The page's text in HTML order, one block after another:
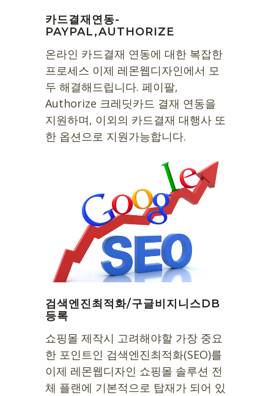
카드결재연동-
PAYPAL,AUTHORIZE
온라인 카드결재 연동에 대한 복잡한
프로세스 이제 레몬웹디자인에서 모
두 해결해드립니다. 페이팔,
Authorize 크레딧카드 결재 연동을
지원하며, 이외의 카드결재 대행사 또
한 옵션으로 지원가능합니다.
검색엔진최적화/구글비지니스DB
등록
쇼핑몰 제작시 고려해야할 가장 중요
한 포인트인 검색엔진최적화(SEO)를
이제 레몬웹디자인 쇼핑몰 솔루션 전
체 플랜에 기본적으로 탑재가 되어 있